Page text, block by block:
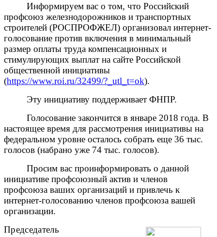
Информируем вас о том, что Российский
профсоюз железнодорожников и транспортных
строителей (РОСПРОФЖЕЛ) организовал интернет-
голосование против включения в минимальный
размер оплаты труда компенсационных и
стимулирующих выплат на сайте Российской
общественной инициативы
(https://www.roi.ru/32499/?_utl_t=ok).
Эту инициативу поддерживает ФНПР.
Голосование закончится в январе 2018 года. В
настоящее время для рассмотрения инициативы на
федеральном уровне осталось собрать еще 36 тыс.
голосов (набрано уже 74 тыс. голосов).
Просим вас проинформировать о данной
инициативе профсоюзный актив и членов
профсоюза ваших организаций и привлечь к
интернет-голосованию членов профсоюза вашей
организации.
Председатель